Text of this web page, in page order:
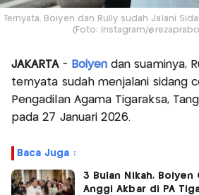
Ternyata, Boiyen dan Rully sudah Jalani
(Foto: Instagram/
JAKARTA- Boiyen dan suaminya,
ternyata sudah menjalani sidang
Pengadilan Agama Tigaraksa,
pada 27 Januari 2026.
Baca Juga :
3 Bulan Nikah,
Anggi Akbar di PA